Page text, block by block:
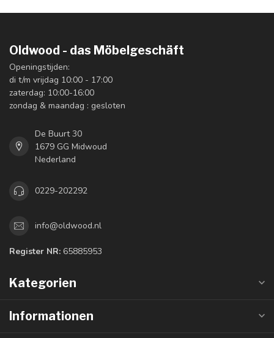
Oldwood - das Möbelgeschäft
Openingstijden:
di t/m vrijdag 10:00 - 17:00
zaterdag: 10:00-16:00
zondag & maandag : gesloten
De Buurt 30
1679 GG Midwoud
Nederland
0229-202292
info@oldwood.nl
Register NR: 65885953
Kategorien
Informationen